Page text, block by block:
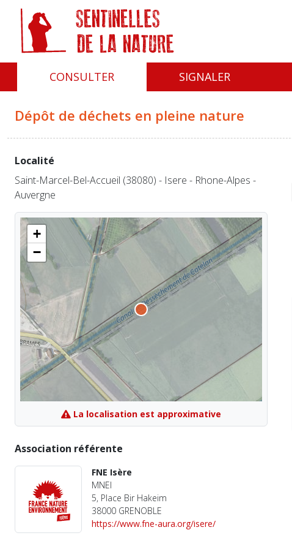
CONSULTER SIGNALER
Dépôt de déchets en pleine nature
Localité
Saint-Marcel-Bel-Accueil (38080) - Isere - Rhone-Alpes -
Auvergne
+
−
La localisation est approximative
Association référente
FNE Isère
MNEI
5, Place Bir Hakeim
38000 GRENOBLE
https://www.fne-aura.org/isere/
Panneau de gestion des cookies